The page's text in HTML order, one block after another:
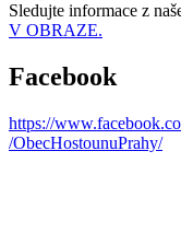
Sledujte informace z
V OBRAZE.
Facebook
https://
/ObecHostounuPrahy/